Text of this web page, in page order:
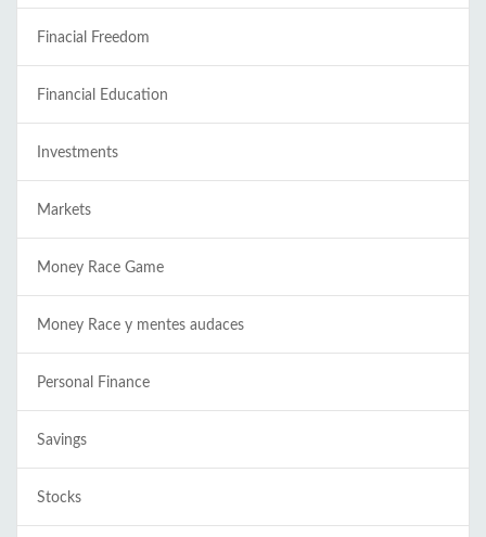
Finacial Freedom
Financial Education
Investments
Markets
Money Race Game
Money Race y mentes audaces
Personal Finance
Savings
Stocks